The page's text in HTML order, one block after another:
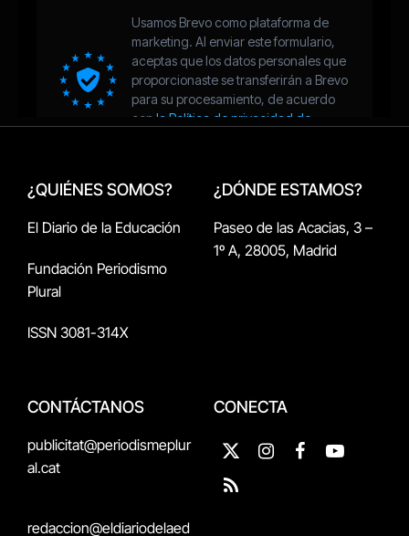
¿QUIÉNES SOMOS?
El Diario de la Educación
Fundación Periodismo
Plural
ISSN 3081-314X
¿DÓNDE ESTAMOS?
Paseo de las Acacias, 3 –
1º A, 28005, Madrid
CONTÁCTANOS
publicitat@periodismeplur
al.cat
redaccion@eldiariodelaed
CONECTA
X
(Twitter)
InstagramFacebookYouTube
RSS